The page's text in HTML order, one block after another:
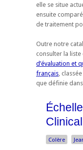
elle se situe
ensuite
de traitement
Outre notre
consulter la liste
d’évaluation et
français,
que définie
Colère